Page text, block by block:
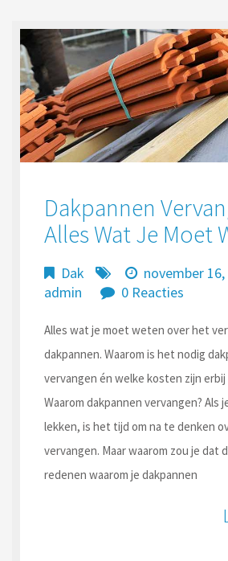
Dakpannen
Alles Wat Je Moet
Dak
november 16,
admin
0 Reacties
Alles wat je moet weten over het
dakpannen. Waarom is het nodig
vervangen én welke kosten zijn erbij
Waarom dakpannen vervangen? Als
lekken, is het tijd om na te denken
vervangen. Maar waarom zou je dat
redenen waarom je dakpannen